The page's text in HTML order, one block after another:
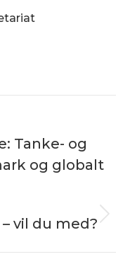
Tanke- og
og globalt
vil du med?